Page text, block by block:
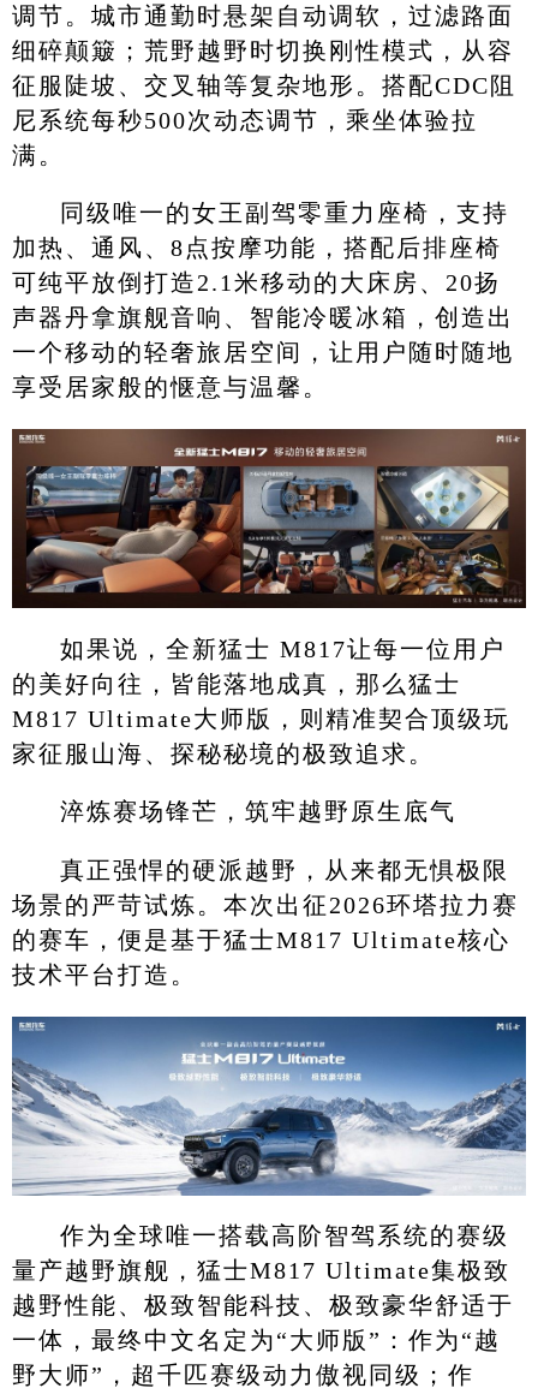
调节。城市通勤时悬架自动调软，过滤路面
细碎颠簸；荒野越野时切换刚性模式，从容
征服陡坡、交叉轴等复杂地形。搭配CDC阻
尼系统每秒500次动态调节，乘坐体验拉
满。
同级唯一的女王副驾零重力座椅，支持
加热、通风、8点按摩功能，搭配后排座椅
可纯平放倒打造2.1米移动的大床房、20扬
声器丹拿旗舰音响、智能冷暖冰箱，创造出
一个移动的轻奢旅居空间，让用户随时随地
享受居家般的惬意与温馨。
如果说，全新猛士 M817让每一位用户
的美好向往，皆能落地成真，那么猛士
M817 Ultimate大师版，则精准契合顶级玩
家征服山海、探秘秘境的极致追求。
淬炼赛场锋芒，筑牢越野原生底气
真正强悍的硬派越野，从来都无惧极限
场景的严苛试炼。本次出征2026环塔拉力赛
的赛车，便是基于猛士M817 Ultimate核心
技术平台打造。
作为全球唯一搭载高阶智驾系统的赛级
量产越野旗舰，猛士M817 Ultimate集极致
越野性能、极致智能科技、极致豪华舒适于
一体，最终中文名定为“大师版”：作为“越
野大师”，超千匹赛级动力傲视同级；作